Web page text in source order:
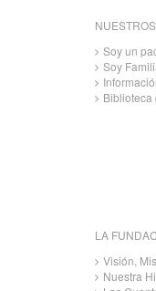
Soy un
Soy
LA
Visión,
Nuestra